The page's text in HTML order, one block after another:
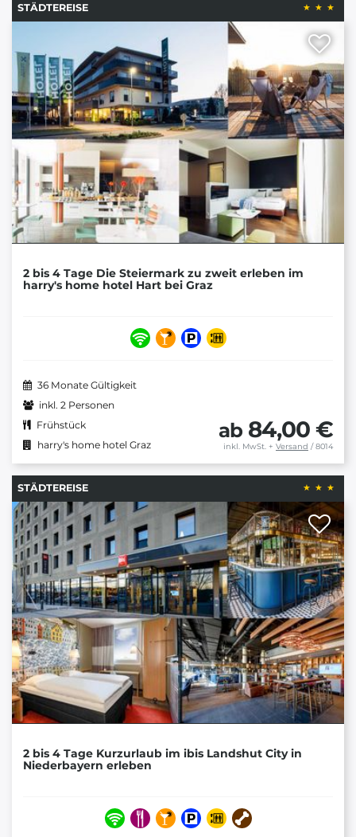
STÄDTEREISE
2 bis 4 Tage Die Steiermark zu zweit erleben im
harry's home hotel Hart bei Graz
36 Monate Gültigkeit
inkl. 2 Personen
Frühstück
harry's home hotel Graz
ab 84,00 €
inkl. MwSt. + Versand / 8014
STÄDTEREISE
2 bis 4 Tage Kurzurlaub im ibis Landshut City in
Niederbayern erleben